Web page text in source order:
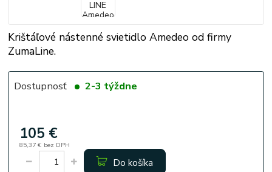
Krištáľové nástenné svietidlo Amedeo od firmy
ZumaLine.
Dostupnosť 2-3 týždne
105 €
85,37 € bez DPH
Do košíka